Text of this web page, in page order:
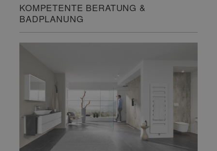
KOMPETENTE BERATUNG &
BADPLANUNG